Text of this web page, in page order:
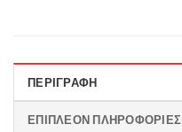
ΠΕΡΙΓΡΑΦΉ
ΕΠΙΠΛΈΟΝ ΠΛΗΡΟΦΟΡΊΕΣ